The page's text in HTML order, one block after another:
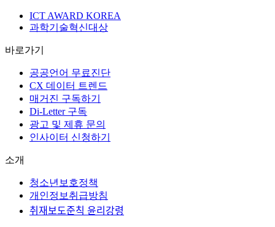
ICT AWARD KOREA
과학기술혁신대상
바로가기
공공언어 무료진단
CX 데이터 트렌드
매거진 구독하기
Di-Letter 구독
광고 및 제휴 문의
인사이터 신청하기
소개
청소년보호정책
개인정보취급방침
취재보도준칙 윤리강령